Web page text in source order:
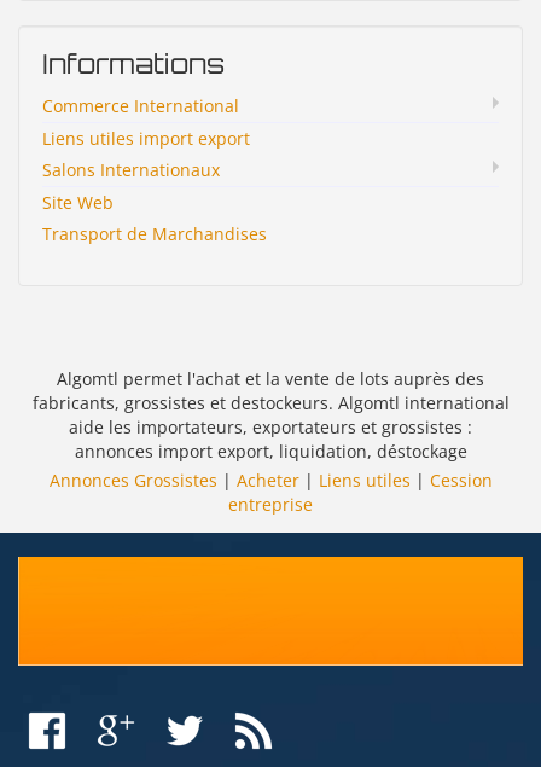
Informations
Commerce International
Liens utiles import export
Salons Internationaux
Site Web
Transport de Marchandises
Algomtl permet l'achat et la vente de lots auprès des
fabricants, grossistes et destockeurs. Algomtl international
aide les importateurs, exportateurs et grossistes :
annonces import export, liquidation, déstockage
Annonces Grossistes | Acheter| Liens utiles | Cession
entreprise